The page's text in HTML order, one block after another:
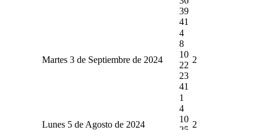
39
41
Martes 3 de Septiembre de 2024
4
8
10
22
23
41
2
Lunes 5 de Agosto de 2024
1
4
10
2